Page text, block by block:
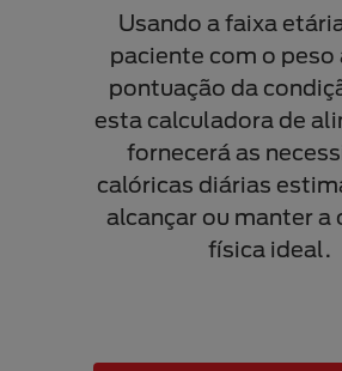
Usando a faixa
paciente com o peso
pontuação da
esta calculadora de
fornecerá as
calóricas diárias
alcançar ou manter a
física ideal.